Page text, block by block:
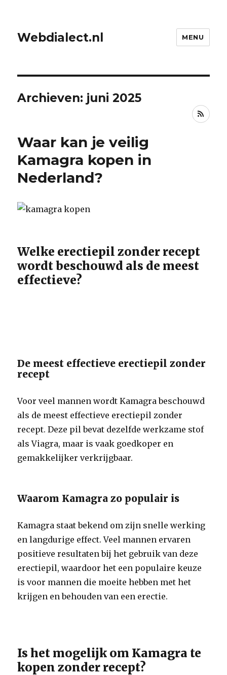
Webdialect.nl MENU
Archieven: juni 2025
RSS
Waar kan je veilig
Kamagra kopen in
Nederland?
Welke erectiepil zonder recept
wordt beschouwd als de meest
effectieve?
De meest effectieve erectiepil zonder
recept
Voor veel mannen wordt Kamagra beschouwd
als de meest effectieve erectiepil zonder
recept. Deze pil bevat dezelfde werkzame stof
als Viagra, maar is vaak goedkoper en
gemakkelijker verkrijgbaar.
Waarom Kamagra zo populair is
Kamagra staat bekend om zijn snelle werking
en langdurige effect. Veel mannen ervaren
positieve resultaten bij het gebruik van deze
erectiepil, waardoor het een populaire keuze
is voor mannen die moeite hebben met het
krijgen en behouden van een erectie.
Is het mogelijk om Kamagra te
kopen zonder recept?